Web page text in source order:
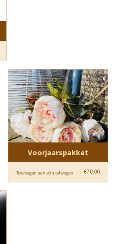
Voorjaarspakket
€70,00
Toevoegen aan winkelwagen